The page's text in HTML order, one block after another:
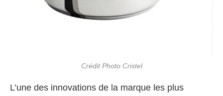
Crédit Photo Cristel
L’une des innovations de la marque les plus